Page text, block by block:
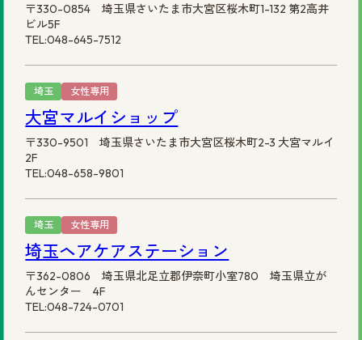
〒330-0854 埼玉県さいたま市大宮区桜木町1-132 第2高井
ビル5F
TEL:048-645-7512
埼玉 女性専用
大宮マルイショップ
〒330-9501 埼玉県さいたま市大宮区桜木町2-3 大宮マルイ
2F
TEL:048-658-9801
埼玉 女性専用
埼玉ヘアケアステーション
〒362-0806 埼玉県北足立郡伊奈町小室780 埼玉県立が
んセンター 4F
TEL:048-724-0701